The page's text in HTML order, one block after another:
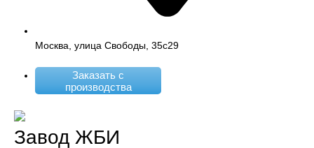
Москва, улица Свободы, 35с29
Заказать с
производства
Завод ЖБИ